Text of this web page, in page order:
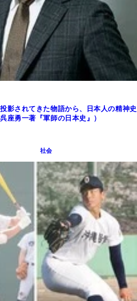
影されてきた物語から、日本人の精神史
座勇一著『軍師の日本史』）
社会